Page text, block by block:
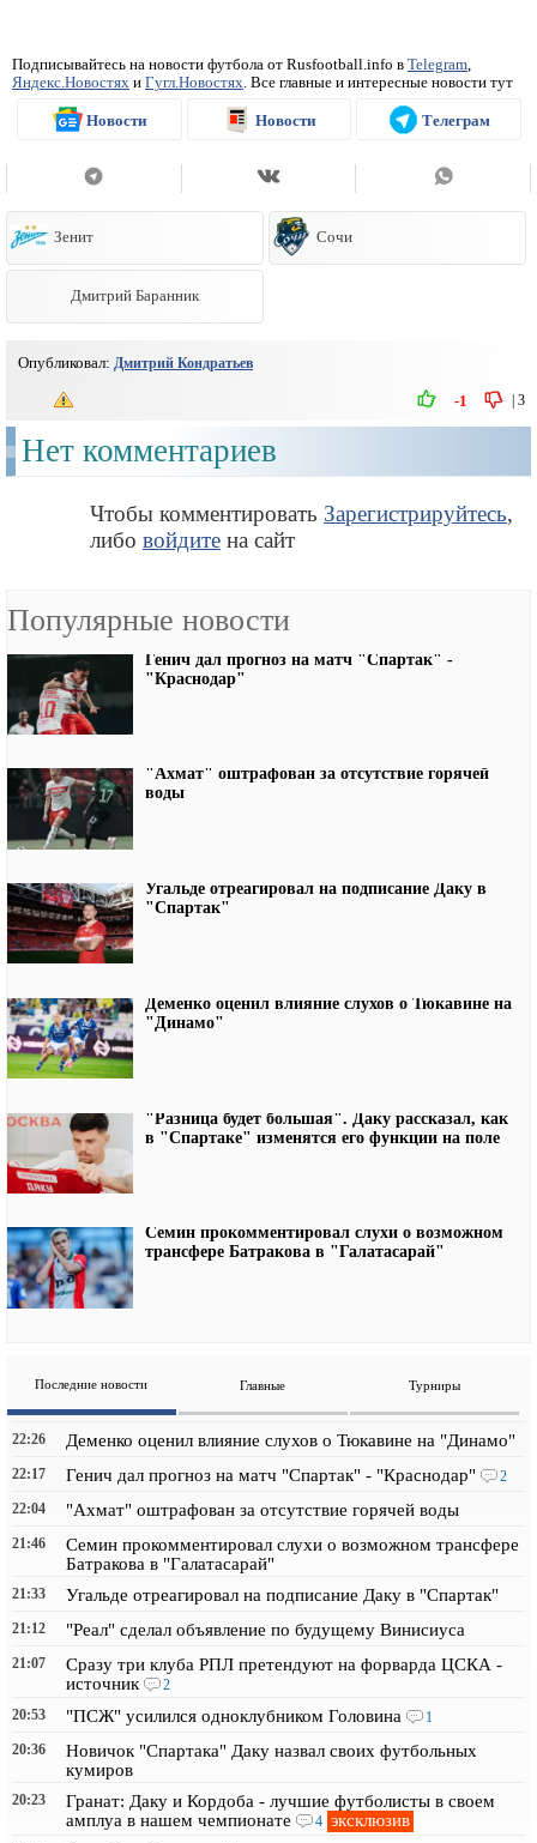
Подписывайтесь на новости футбола от Rusfootball.info в Telegram
Яндекс.Новостях и Гугл.Новостях . Все главные и интересные новости тут
Новости Новости Телеграм
Зенит Сочи
Дмитрий Баранник
Опубликовал: Дмитрий Кондратьев
| 3
-1
Нет комментариев
Чтобы комментировать Зарегистрируйтесь,
либо войдите на сайт
Популярные новости
Генич дал прогноз на матч "Спартак" -
"Краснодар"
"Ахмат" оштрафован за отсутствие горячей
воды
Угальде отреагировал на подписание Даку в
"Спартак"
Деменко оценил влияние слухов о Тюкавине на
"Динамо"
"Разница будет большая". Даку рассказал, как
в "Спартаке" изменятся его функции на поле
Семин прокомментировал слухи о возможном
трансфере Батракова в "Галатасарай"
Последние новости Главные Турниры
22:26 Деменко оценил влияние слухов о Тюкавине на "Динамо"
22:17 Генич дал прогноз на матч "Спартак" - "Краснодар"
2
22:04
"Ахмат" оштрафован за отсутствие горячей воды
21:46
Семин прокомментировал слухи о возможном трансфере
Батракова в "Галатасарай"
21:33 Угальде отреагировал на подписание Даку в "Спартак"
21:12 "Реал" сделал объявление по будущему Винисиуса
21:07
Сразу три клуба РПЛ претендуют на форварда ЦСКА -
источник
2
20:53
"ПСЖ" усилился одноклубником Головина
1
20:36
Новичок "Спартака" Даку назвал своих футбольных
кумиров
20:23
Гранат: Даку и Кордоба - лучшие футболисты в своем
амплуа в нашем чемпионате
4 эксклюзив